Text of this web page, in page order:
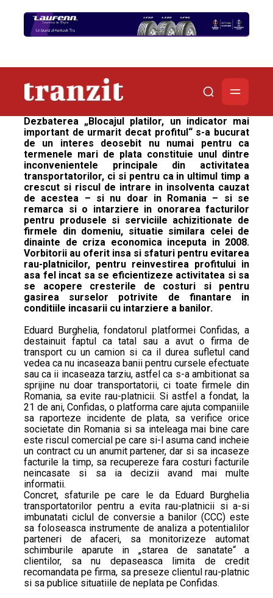
Dezbaterea „Blocajul platilor, un indicator mai
important de urmarit decat profitul“ s-a bucurat
de un interes deosebit nu numai pentru ca
termenele mari de plata constituie unul dintre
inconvenientele principale din activitatea
transportatorilor, ci si pentru ca in ultimul timp a
crescut si riscul de intrare in insolventa cauzat
de acestea – si nu doar in Romania – si se
remarca si o intarziere in onorarea facturilor
pentru produsele si serviciile achizitionate de
firmele din domeniu, situatie similara celei de
dinainte de criza economica inceputa in 2008.
Vorbitorii au oferit insa si sfaturi pentru evitarea
rau-platnicilor, pentru reinvestirea profitului in
asa fel incat sa se eficientizeze activitatea si sa
se acopere cresterile de costuri si pentru
gasirea surselor potrivite de finantare in
conditiile incasarii cu intarziere a banilor.
Eduard Burghelia, fondatorul platformei Confidas, a
destainuit faptul ca tatal sau a avut o firma de
transport cu un camion si ca il durea sufletul cand
vedea ca nu incaseaza banii pentru cursele efectuate
sau ca ii incaseaza tarziu, astfel ca s-a ambitionat sa
sprijine nu doar transportatorii, ci toate firmele din
Romania, sa evite rau-platnicii. Si astfel a fondat, la
21 de ani, Confidas, o platforma care ajuta companiile
sa raporteze incidente de plata, sa verifice orice
societate din Romania si sa inteleaga mai bine care
este riscul comercial pe care si-l asuma cand incheie
un contract cu un anumit partener, dar si sa incaseze
facturile la timp, sa recupereze fara costuri facturile
neincasate si sa ia decizii avand mai multe
informatii.
Concret, sfaturile pe care le da Eduard Burghelia
transportatorilor pentru a evita rau-platnicii si a-si
imbunatati ciclul de conversie a banilor (CCC) este
sa foloseasca instrumente de analiza a potentialilor
parteneri de afaceri, sa monitorizeze automat
schimburile aparute in „starea de sanatate“ a
clientilor, sa nu depaseasca limita de credit
recomandata pe firma, sa preseze clientul rau-platnic
si sa publice situatiile de neplata pe Confidas.